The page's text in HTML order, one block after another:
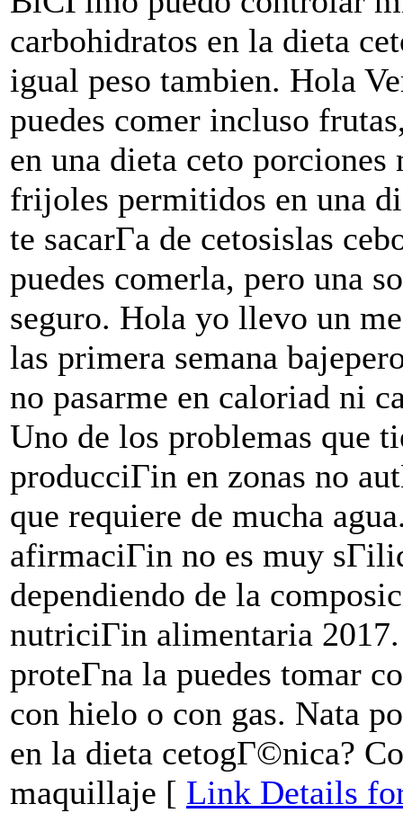
carbohidratos en la dieta
igual peso tambien. Hola
puedes comer incluso
en una dieta ceto
frijoles permitidos en una
te sacarГ­a de cetosislas
puedes comerla, pero una
seguro. Hola yo llevo un
las primera semana
no pasarme en caloriad ni
Uno de los problemas que
producciГіn en zonas no
que requiere de mucha
afirmaciГіn no es muy
dependiendo de la
nutriciГіn alimentaria
proteГ­na la puedes tomar
con hielo o con gas. Nata
en la dieta cetogГ©nica?
maquillaje [ Link Details